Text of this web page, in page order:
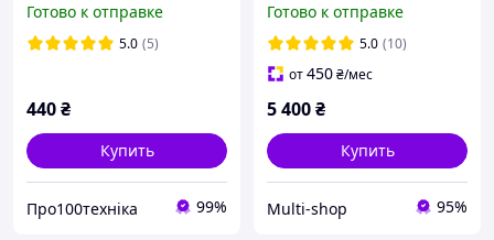
Готово к отправке
5.0 (5)
440₴
Купить
Про100техніка 99%
(00741901, 11007132,
00704118)
Готово к отправке
5.0 (10)
от450₴/мес
5 400₴
Купить
Multi-shop 95%